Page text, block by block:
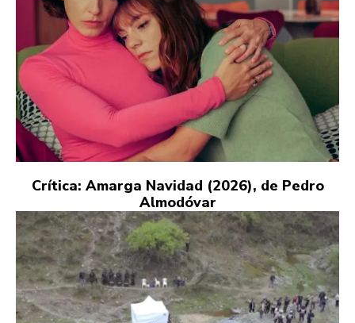
Crítica: Amarga Navidad (2026), de Pedro
Almodóvar